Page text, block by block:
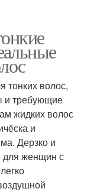
тонких волос,
и требующие
жидких волос
и
Дерзко и
для женщин с